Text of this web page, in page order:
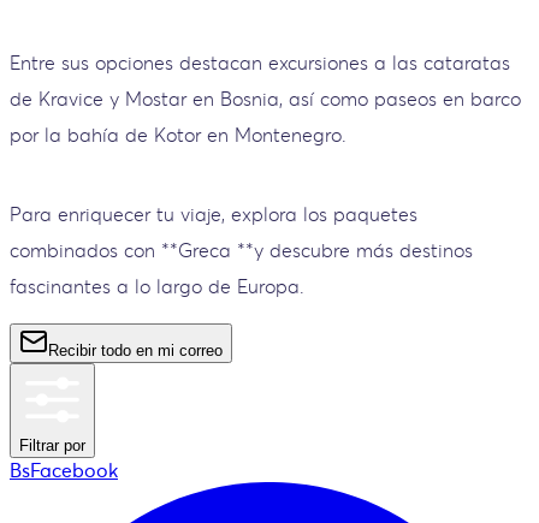
Entre sus opciones destacan excursiones a las cataratas
de Kravice y Mostar en Bosnia, así como paseos en barco
por la bahía de Kotor en Montenegro.
Para enriquecer tu viaje, explora los paquetes
combinados con **Greca **y descubre más destinos
fascinantes a lo largo de Europa.
Recibir todo en mi correo
Filtrar por
BsFacebook